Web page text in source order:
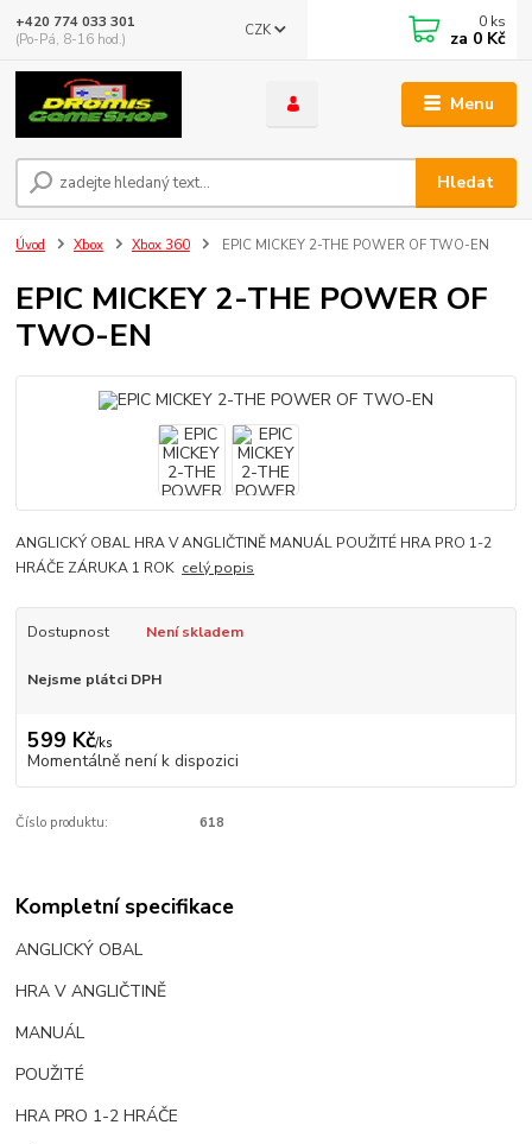
Menu
CZK
Hledat
+420 774 033 301
(Po-Pá, 8-16 hod.)
0 ks
za 0 Kč
Úvod Xbox Xbox 360 EPIC MICKEY 2-THE POWER OF TWO-EN
EPIC MICKEY 2-THE POWER OF
TWO-EN
ANGLICKÝ OBAL HRA V ANGLIČTINĚ MANUÁL POUŽITÉ HRA PRO 1-2
HRÁČE ZÁRUKA 1 ROK celý popis
Dostupnost Není skladem
Nejsme plátci DPH
599 Kč/ks
Momentálně není k dispozici
Číslo produktu: 618
Kompletní specifikace
ANGLICKÝ OBAL
HRA V ANGLIČTINĚ
MANUÁL
POUŽITÉ
HRA PRO 1-2 HRÁČE